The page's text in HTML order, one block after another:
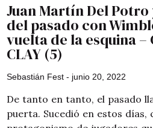
Juan Martín Del Potro
del pasado con
vuelta de la esquina –
CLAY (5)
Sebastián Fest junio 20, 2022
De tanto en tanto, el pasado
puerta. Sucedió en estos días,